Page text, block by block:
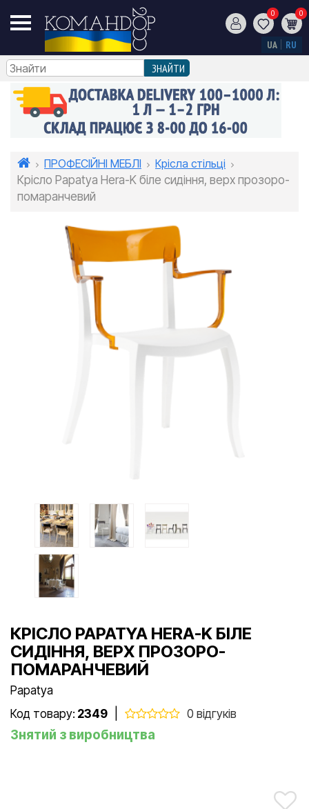
0 0
UA RU
ПРОФЕСІЙНІ МЕБЛІ
Крісла стільці
Крісло Papatya Hera-K біле сидіння, верх прозоро-
помаранчевий
КРІСЛО PAPATYA HERA-K БІЛЕ
СИДІННЯ, ВЕРХ ПРОЗОРО-
ПОМАРАНЧЕВИЙ
Papatya
Код товару: 2349 0 відгуків
Знятий з виробництва